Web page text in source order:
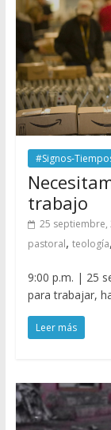
#Signos-
trabajo
25 septiembre,
pastoral, teología,
9:00 p.m. | 25
para trabajar,
Leer más